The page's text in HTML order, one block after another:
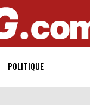
POLITIQUE